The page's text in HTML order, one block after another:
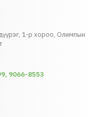
1-р хороо, Олимпын
9066-8553